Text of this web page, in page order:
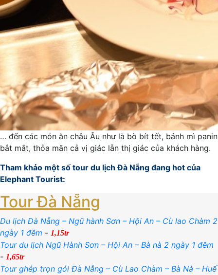
… đến các món ăn châu Âu như là bò bít tết, bánh mì
bắt mắt, thỏa mãn cả vị giác lẫn thị giác của khách hàng.
Tham khảo một số tour du lịch Đà Nẵng đang hot của
Elephant Tourist:
Tour Đà Nẵng
Du lịch Đà Nẵng – Ngũ hành Sơn – Hội An – Cù lao Chàm 2
ngày 1 đêm - 1,15tr
Tour du lịch Ngũ Hành Sơn – Hội An – Bà nà 2 ngày 1 đêm
- 1,65tr
Tour ghép trọn gói Đà Nẵng – Cù Lao Chàm – Bà Nà – Huế